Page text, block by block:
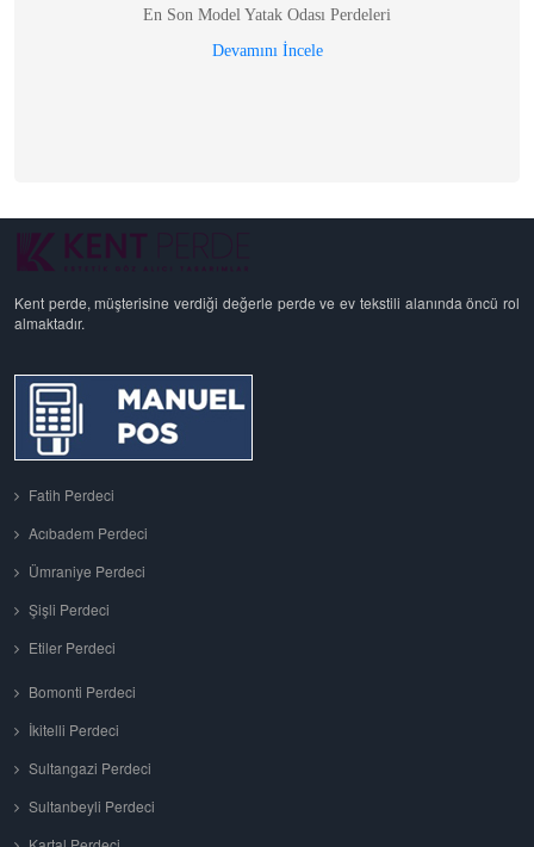
En Son Model Yatak Odası Perdeleri
Devamını İncele
Kent perde, müşterisine verdiği değerle perde ve ev tekstili alanında öncü rol
almaktadır.
Fatih Perdeci
Acıbadem Perdeci
Ümraniye Perdeci
Şişli Perdeci
Etiler Perdeci
Bomonti Perdeci
İkitelli Perdeci
Sultangazi Perdeci
Sultanbeyli Perdeci